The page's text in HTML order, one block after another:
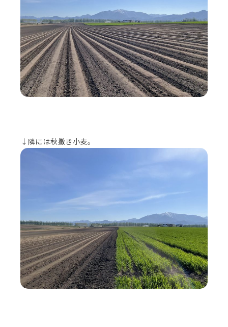
↓隣には秋撒き小麦。